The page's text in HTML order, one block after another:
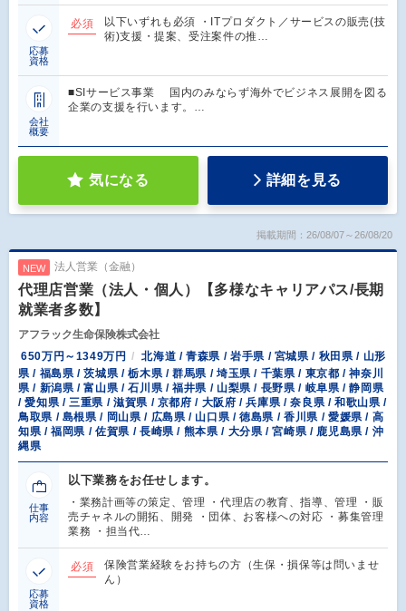
応募
資格
必須
以下いずれも必須 ・ITプロダクト／サービスの販売(技
術)支援・提案、受注案件の推…
会社
概要
■SIサービス事業 国内のみならず海外でビジネス展開を図る
企業の支援を行います。…
気になる 詳細を見る
掲載期間：26/08/07～26/08/20
NEW 法人営業（金融）
代理店営業（法人・個人）【多様なキャリアパス/長期
就業者多数】
アフラック生命保険株式会社
650万円～1349万円
北海道 / 青森県 / 岩手県 / 宮城県 / 秋田県 / 山形
県 / 福島県 / 茨城県 / 栃木県 / 群馬県 / 埼玉県 / 千葉県 / 東京都 / 神奈川
県 / 新潟県 / 富山県 / 石川県 / 福井県 / 山梨県 / 長野県 / 岐阜県 / 静岡県
/ 愛知県 / 三重県 / 滋賀県 / 京都府 / 大阪府 / 兵庫県 / 奈良県 / 和歌山県 /
鳥取県 / 島根県 / 岡山県 / 広島県 / 山口県 / 徳島県 / 香川県 / 愛媛県 / 高
知県 / 福岡県 / 佐賀県 / 長崎県 / 熊本県 / 大分県 / 宮崎県 / 鹿児島県 / 沖
縄県
仕事
内容
以下業務をお任せします。
・業務計画等の策定、管理 ・代理店の教育、指導、管理 ・販
売チャネルの開拓、開発 ・団体、お客様への対応 ・募集管理
業務 ・担当代…
応募
資格
必須
保険営業経験をお持ちの方（生保・損保等は問いませ
ん）